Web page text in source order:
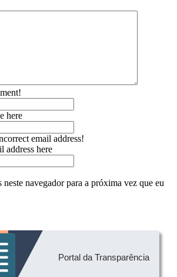
here
email address!
address here
neste navegador para a próxima vez que eu
Portal da Transparência